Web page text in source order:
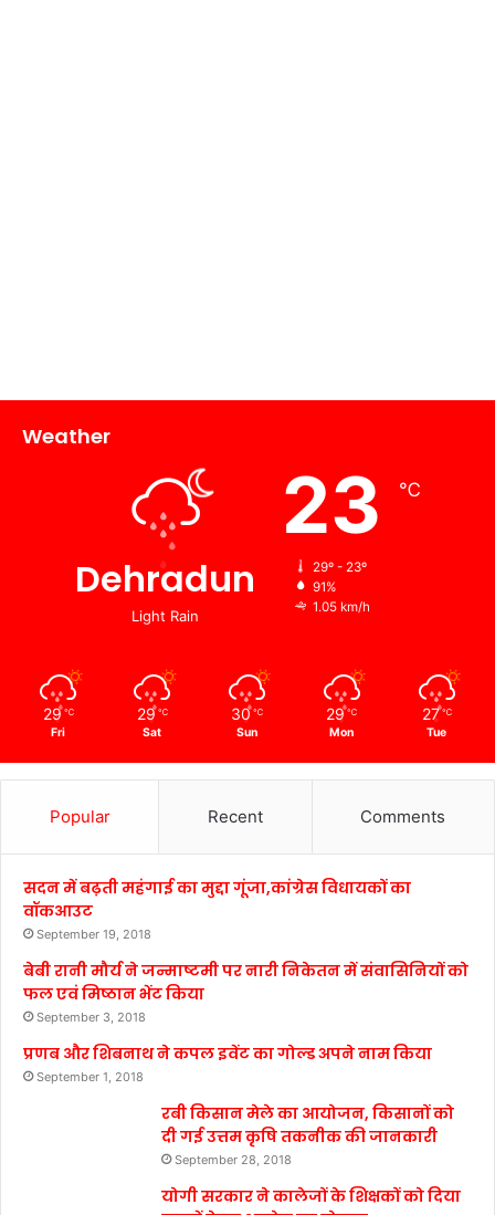
Weather
Dehradun
Light Rain
23 ℃
29º - 23º
91%
1.05 km/h
29 ℃
Fri
29 ℃
Sat
30 ℃
Sun
29 ℃
Mon
27 ℃
Tue
Popular Recent Comments
सदन में बढ़ती महंगाई का मुद्दा गूंजा,कांग्रेस विधायकों का
वॉकआउट
September 19, 2018
बेबी रानी मौर्य ने जन्माष्टमी पर नारी निकेतन में संवासिनियों को
फल एवं मिष्ठान भेंट किया
September 3, 2018
प्रणब और शिबनाथ ने कपल इवेंट का गोल्ड अपने नाम किया
September 1, 2018
रबी किसान मेले का आयोजन, किसानों को
दी गई उत्तम कृषि तकनीक की जानकारी
September 28, 2018
योगी सरकार ने कालेजों के शिक्षकों को दिया